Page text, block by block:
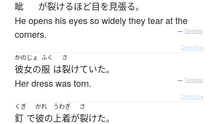
眦 が裂けるほど目を見張る。
He opens his eyes so widely they tear at the
corners.
— Tatoeba
Details ▸
かのじょ
彼女の
ふく
服 は
さ
裂けていた。
Her dress was torn. — Tatoeba
Details ▸
くぎ
釘 で
かれ
彼の
うわぎ
上着が
さ
裂けた。